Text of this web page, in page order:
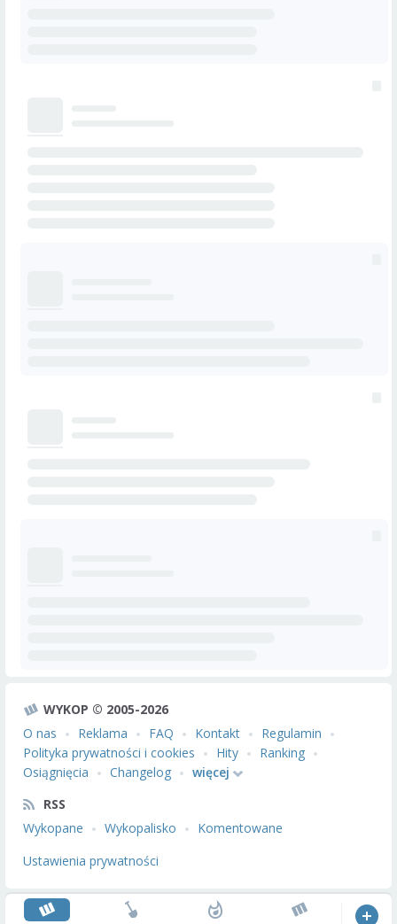
WYKOP © 2005-2026
O nas
Reklama FAQ Kontakt
Regulamin
Polityka prywatności i cookies
Hity
Ranking
Osiągnięcia
Changelog
więcej
RSS
Wykopane
Wykopalisko
Komentowane
Ustawienia prywatności